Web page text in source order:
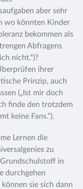
aber sehr
wo könnten Kinder
bekommen als
Abfragens
nicht.“)?
ihrer
Prinzip, auch
(„Ist mir doch
finde den trotzdem
keine Fans.“).
Lernen die
zu
in
durchgehen
können sie sich dann